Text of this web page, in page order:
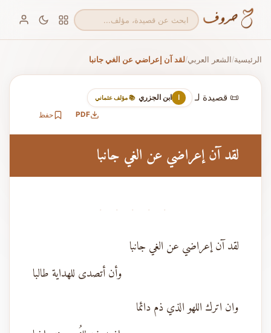
الرئيسية/الشعر العربي/لقد آن إعراضي عن الغي جانبا
📜 قصيدة لـ ا ابن الجزري 📚 مؤلف عثماني
PDF حفظ
لقد آن إعراضي عن الغي جانبا
· · · · ·
لقد آن إعراضي عن الغي جانبا
وأن أتصدى للهداية طالبا
وان اترك اللهو الذي ذم دائما